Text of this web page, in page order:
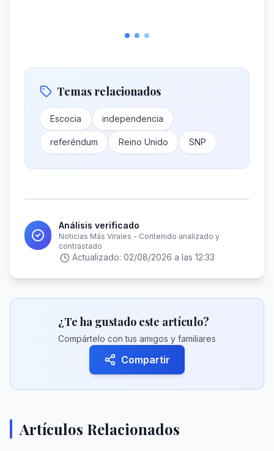
Temas relacionados
Escocia independencia
referéndum Reino Unido SNP
Análisis verificado
Noticias Más Virales - Contenido analizado y
contrastado
Actualizado: 02/08/2026 a las 12:33
¿Te ha gustado este artículo?
Compártelo con tus amigos y familiares
Compartir
Artículos Relacionados